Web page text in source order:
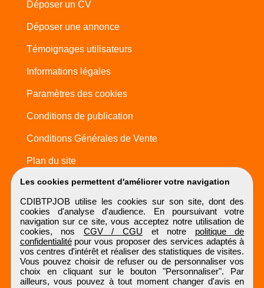
Les cookies permettent d'améliorer votre navigation
CDIBTPJOB utilise les cookies sur son site, dont des
cookies d'analyse d'audience. En poursuivant votre
navigation sur ce site, vous acceptez notre utilisation de
cookies, nos CGV / CGU et notre politique de
confidentialitépour vous proposer des services adaptés à
vos centres d'intérêt et réaliser des statistiques de visites.
Vous pouvez choisir de refuser ou de personnaliser vos
choix en cliquant sur le bouton "Personnaliser". Par
ailleurs, vous pouvez à tout moment changer d'avis en
Déposer un CV
Déposer une annonce
Témoignages utilisateurs
Informations légales
Paramètres des cookies
Conditions de publication
Conditions Générales de Vente
Plan du site